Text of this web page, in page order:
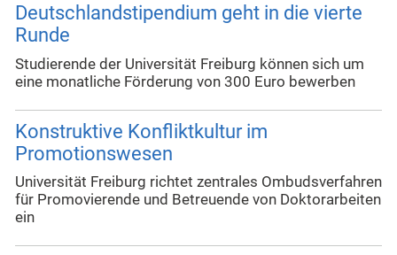
Deutschlandstipendium geht in die vierte
Runde
Studierende der Universität Freiburg können sich um
eine monatliche Förderung von 300 Euro bewerben
Konstruktive Konfliktkultur im
Promotionswesen
Universität Freiburg richtet zentrales Ombudsverfahren
für Promovierende und Betreuende von Doktorarbeiten
ein